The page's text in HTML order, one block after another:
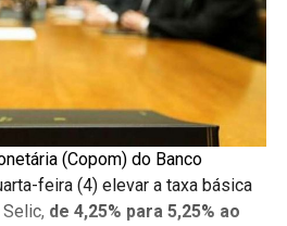
(Copom) do Banco
feira (4) elevar a taxa básica
de 4,25% para 5,25% ao